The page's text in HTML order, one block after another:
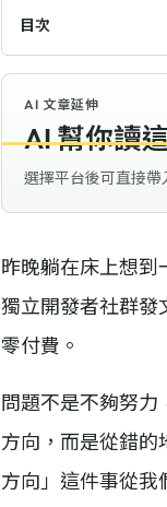
目次
AI 文章延伸
AI 幫你讀
選擇平台後可直接帶
昨晚躺在床上想到
獨立開發者社群
零付費。
問題不是不夠努
方向，而是從錯的
方向」這件事從我